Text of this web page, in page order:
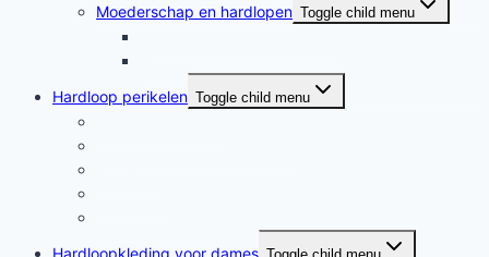
Moederschap en hardlopen Toggle child menu
Hardloop perikelen Toggle child menu
Hardloopkleding voor dames